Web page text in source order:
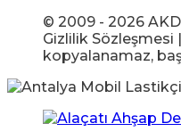
© 2009 - 2026
Gizlilik Sözleşmesi
kopyalanamaz,